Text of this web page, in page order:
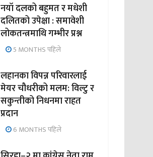
नयाँ दलको बहुमत र मधेशी
दलितको उपेक्षा : समावेशी
लोकतन्त्रमाथि गम्भीर प्रश्न
5 MONTHS पहिले
लहानका विपन्न परिवारलाई
मेयर चौधरीको मलम: विल्टु र
सकुन्तीको निधनमा राहत
प्रदान
6 MONTHS पहिले